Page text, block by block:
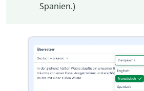
Spanien.)